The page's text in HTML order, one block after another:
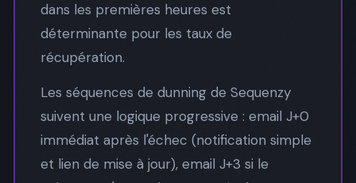
dans les premières heures est
déterminante pour les taux de
récupération.
Les séquences de dunning de Sequenzy
suivent une logique progressive : email J+0
immédiat après l'échec (notification simple
et lien de mise à jour), email J+3 si le